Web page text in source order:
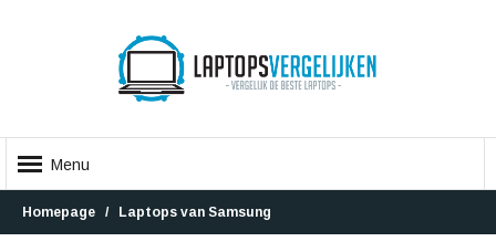
Menu
Homepage Laptops van Samsung